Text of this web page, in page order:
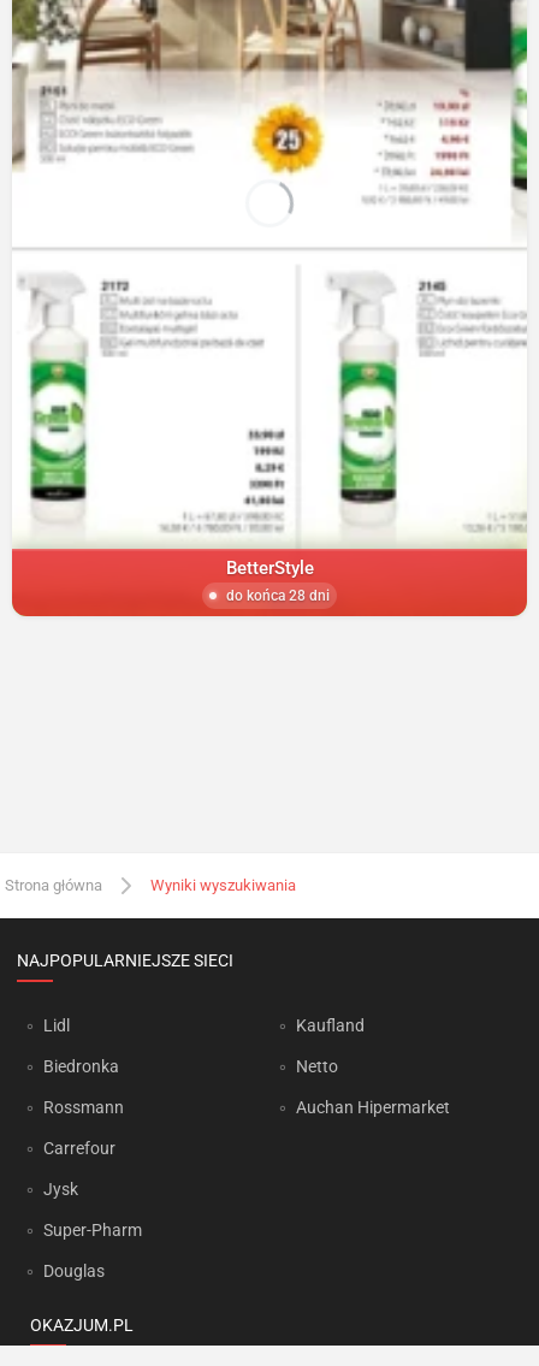
BetterStyle
do końca 28 dni
Strona główna Wyniki wyszukiwania
NAJPOPULARNIEJSZE SIECI
Lidl
Biedronka
Rossmann
Carrefour
Jysk
Super-Pharm
Douglas
Kaufland
Netto
Auchan Hipermarket
OKAZJUM.PL